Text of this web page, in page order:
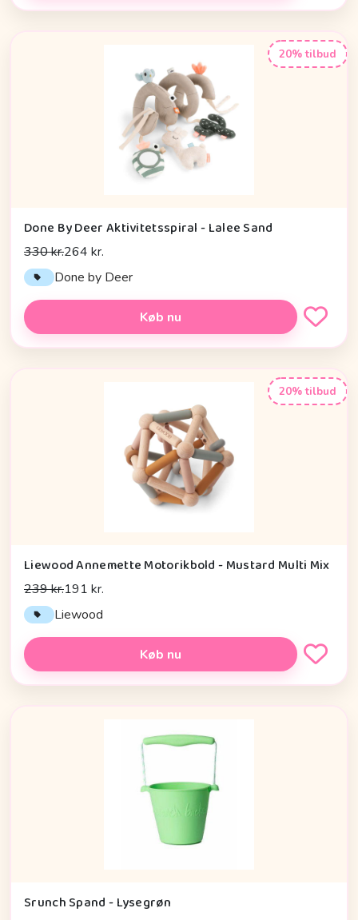
20% tilbud
Done By Deer Aktivitetsspiral - Lalee Sand
330 kr.264 kr.
Done by Deer
Køb nu
20% tilbud
Liewood Annemette Motorikbold - Mustard Multi Mix
239 kr.191 kr.
Liewood
Køb nu
Srunch Spand - Lysegrøn